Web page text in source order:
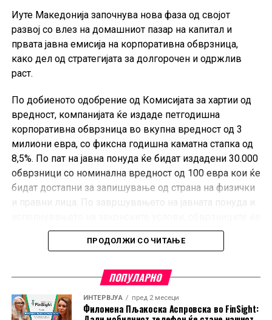
Индексот на производствените цени ги следи
промените на продажните цени на производите на
домашниот пазар при излезот од производството. Тој
не ги опфаќа увозните производи и не претставува
индекс на потрошувачките цени што директно ги
Иуте Македонија започнува нова фаза од својот
развој со влез на домашниот пазар на капитал и
првата јавна емисија на корпоративна обврзница,
како дел од стратегијата за долгорочен и одржлив
раст.
По добиеното одобрение од Комисијата за хартии од
вредност, компанијата ќе издаде петгодишна
корпоративна обврзница во вкупна вредност од 3
милиони евра, со фиксна годишна каматна стапка од
8,5%. По пат на јавна понуда ќе бидат издадени 30.000
обврзници со номинална вредност од 100 евра кои ќе
бидат достапни за запишување од страна на физички
и правни лица. По завршувањето на јавната понуда и
бидат достапни за тргување на Македонската берза, а
инвеститорите ќе имаат можност да побараат реоткуп
согласно условите наПроспектот.
ПРОДОЛЖИ СО ЧИТАЊЕ
ПОПУЛАРНО
ИНТЕРВЈУА пред 2 месеци
Филомена Пљакоска Аспровска во FinSight: